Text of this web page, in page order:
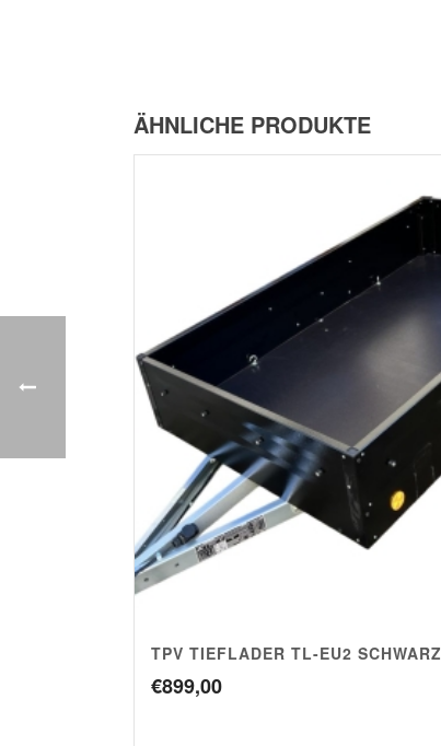
ÄHNLICHE PRODUKTE
TPV TIEFLADER TL-EU2 SCHWARZ
€899,00